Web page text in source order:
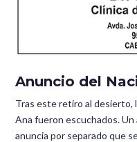
Anuncio del
Tras este retiro al desierto,
Ana fueron escuchados.
anuncia por separado que